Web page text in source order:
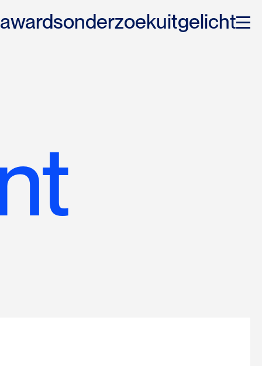
awardsonderzoekuitgelicht